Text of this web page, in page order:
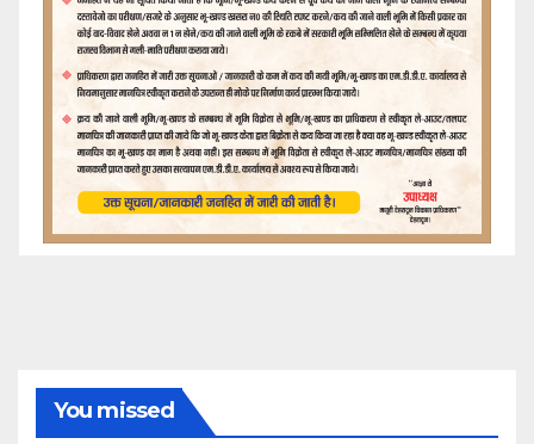
You missed